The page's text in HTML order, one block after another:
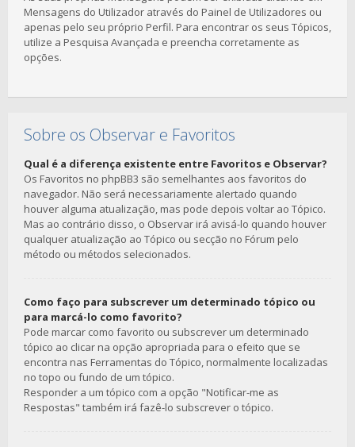
Mensagens do Utilizador através do Painel de Utilizadores ou
apenas pelo seu próprio Perfil. Para encontrar os seus Tópicos,
utilize a Pesquisa Avançada e preencha corretamente as
opções.
Sobre os Observar e Favoritos
Qual é a diferença existente entre Favoritos e Observar?
Os Favoritos no phpBB3 são semelhantes aos favoritos do
navegador. Não será necessariamente alertado quando
houver alguma atualização, mas pode depois voltar ao Tópico.
Mas ao contrário disso, o Observar irá avisá-lo quando houver
qualquer atualização ao Tópico ou secção no Fórum pelo
método ou métodos selecionados.
Como faço para subscrever um determinado tópico ou
para marcá-lo como favorito?
Pode marcar como favorito ou subscrever um determinado
tópico ao clicar na opção apropriada para o efeito que se
encontra nas Ferramentas do Tópico, normalmente localizadas
no topo ou fundo de um tópico.
Responder a um tópico com a opção "Notificar-me as
Respostas" também irá fazê-lo subscrever o tópico.